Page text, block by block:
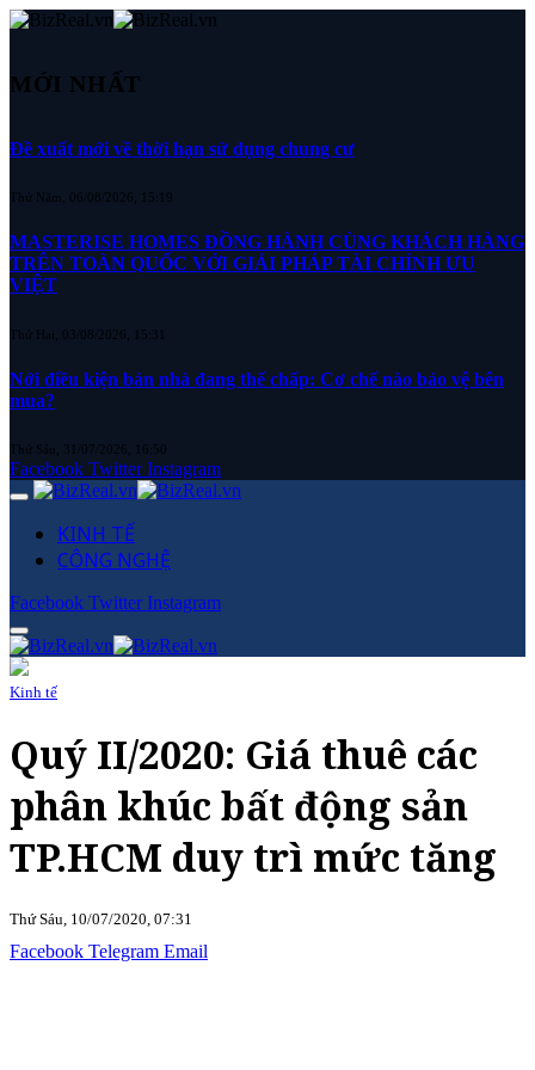
MỚI NHẤT
Đề xuất mới về thời hạn sử dụng chung cư
Thứ Năm, 06/08/2026, 15:19
MASTERISE HOMES ĐỒNG HÀNH CÙNG KHÁCH HÀNG
TRÊN TOÀN QUỐC VỚI GIẢI PHÁP TÀI CHÍNH ƯU
VIỆT
Thứ Hai, 03/08/2026, 15:31
Nới điều kiện bán nhà đang thế chấp: Cơ chế nào bảo vệ bên
mua?
Thứ Sáu, 31/07/2026, 16:50
Facebook Twitter Instagram
KINH TẾ
CÔNG NGHỆ
Facebook Twitter Instagram
Kinh tế
Quý II/2020: Giá thuê các
phân khúc bất động sản
TP.HCM duy trì mức tăng
Thứ Sáu, 10/07/2020, 07:31
Facebook Telegram Email